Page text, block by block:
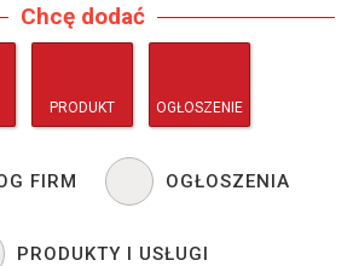
Chcę dodać
PRODUKT OGŁOSZENIE
FIRM OGŁOSZENIA
PRODUKTY I USŁUGI